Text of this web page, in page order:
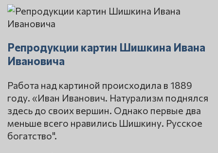
Репродукции картин Шишкина Ивана
Ивановича
Работа над картиной происходила в 1889
году. «Иван Иванович. Натурализм поднялся
здесь до своих вершин. Однако первые два
меньше всего нравились Шишкину. Русское
богатство".